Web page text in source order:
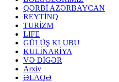
QƏRBİ AZƏRBAYCAN
REYTİNQ
TURİZM
LIFE
GÜLÜŞ KLUBU
KULİNARİYA
VƏ DİGƏR
Arxiv
ƏLAQƏ